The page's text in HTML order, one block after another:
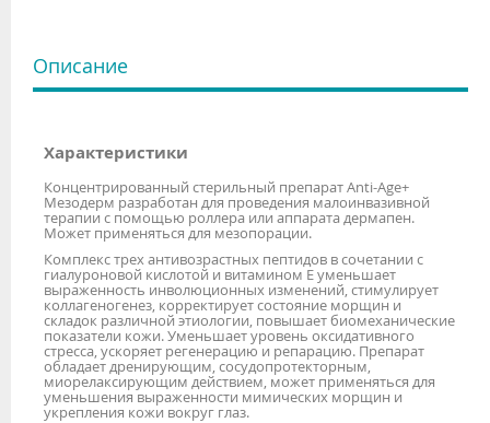
Описание
Характеристики
Концентрированный стерильный препарат Anti-Age+
Мезодерм разработан для проведения малоинвазивной
терапии с помощью роллера или аппарата дермапен.
Может применяться для мезопорации.
Комплекс трех антивозрастных пептидов в сочетании с
гиалуроновой кислотой и витамином Е уменьшает
выраженность инволюционных изменений, стимулирует
коллагеногенез, корректирует состояние морщин и
складок различной этиологии, повышает биомеханические
показатели кожи. Уменьшает уровень оксидативного
стресса, ускоряет регенерацию и репарацию. Препарат
обладает дренирующим, сосудопротекторным,
миорелаксирующим действием, может применяться для
уменьшения выраженности мимических морщин и
укрепления кожи вокруг глаз.